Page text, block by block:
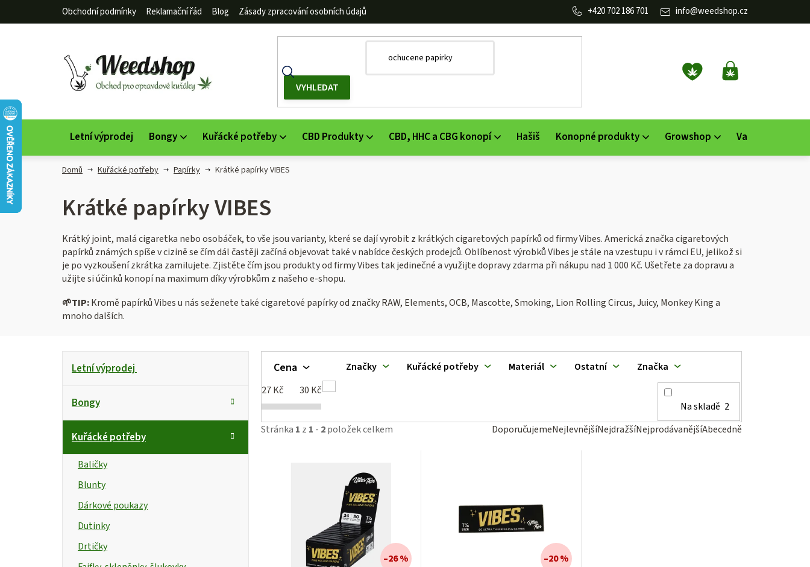
Obchodní podmínky Reklamační řád Blog Zásady zpracování osobních údajů info@weedshop.cz
702 186 701
NÁKUPNÍ
KOŠÍK
Letní výprodej Bongy Kuřácké potřeby CBD Produkty CBD, HHC a CBG konopí Hašiš Konopné produkty Growshop Vaporizéry
Domů Kuřácké potřeby Papírky Krátké papírky VIBES
Krátké papírky VIBES
Krátký joint, malá cigaretka nebo osobáček, to vše jsou varianty, které se dají vyrobit z krátkých cigaretových papírků od firmy Vibes. Americká značka cigaretových
papírků známých spíše v cizině se čím dál častěji začíná objevovat také v nabídce českých prodejců. Oblíbenost výrobků Vibes je stále na vzestupu i v rámci EU, jelikož si
je po vyzkoušení zkrátka zamilujete. Zjistěte čím jsou produkty od firmy Vibes tak jedinečné a využijte dopravy zdarma při nákupu nad 1 000 Kč. Ušetřete za dopravu a
užijte si účinků konopí na maximum díky výrobkům z našeho e-shopu.
🌱TIP:Kromě papírků Vibes u nás seženete také cigaretové papírky od značky RAW, Elements, OCB, Mascotte, Smoking, Lion Rolling Circus, Juicy, Monkey Kinga
mnoho dalších.
P
r
kategorie
K
g
r
Letní výprodej
Bongy
Kuřácké potřeby
Baličky
Blunty
Dárkové poukazy
Dutinky
Drtičky
Stránka 1 z 1 - 2položek celkem
Ř
e
n
DoporučujemeNejlevnějšíNejdražšíNejprodávanějšíAbecedně
Cena
27Kč 30 Kč
Na skladě 2
Značky Kuřácké potřeby Materiál Ostatní Značka
ý
p
i
–26 % –20 %